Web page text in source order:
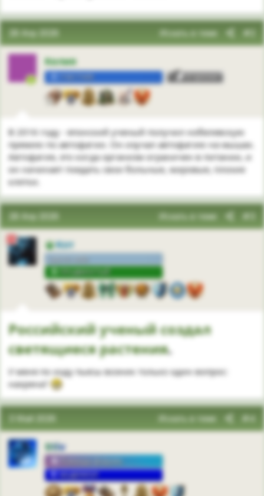
28 Апр 2026 Искать в теме #2
Келия
3
В 2016 году - японский ученый получил нобелевскую
премию по автофагии. Он изучал автофагию на мышах.
Автофагия, это когда организм ограничен в питании, и
он начинает поедать свои больные, жировые, плохие
клетки.
28 Апр 2026 Искать в теме #3
Кот
сам по себе
Российский ученыйсоздал
светящиесярастения.​
У меня по ходу пьесы возник только один вопрос:
нахрена?
3 Май 2026 Искать в теме #4
Stiv
Команда форума
МОДЕРАТОР